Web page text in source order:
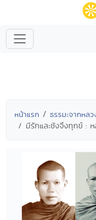
หน้าแรก ธรรมะจากหล
มีรักและชังจึงทุกข์ :